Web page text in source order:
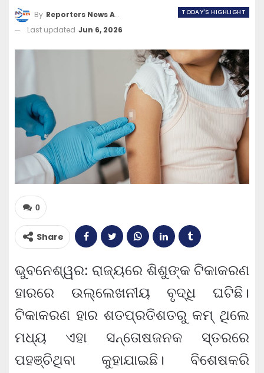
TODAY'S HIGHLIGHT
By Reporters News Agency
Last updated Jun 6, 2026
0
Share
ଭୁବନେଶ୍ୱର: ରାଜ୍ୟରେ ଶିଶୁଙ୍କ ଟିକାକରଣ
ହାରରେ ଉଲ୍ଲେଖନୀୟ ବୃଦ୍ଧି ଘଟିଛି।
ଟିକାକରଣ ହାର ଶତପ୍ରତିଶତରୁ କମ୍ ଥିଲେ
ମଧ୍ୟ ଏହା ସନ୍ତୋଷଜନକ ସ୍ତରରେ
ପହଞ୍ଚିଥିବା କୁହାଯାଇଛି। ବିଶେଷକରି